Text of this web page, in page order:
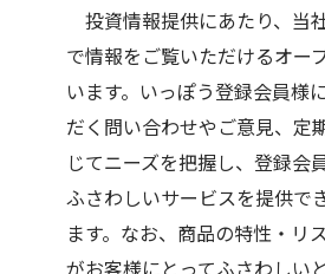
投資情報提供にあたり、当
で情報をご覧いただけるオー
います。いっぽう登録会員様
だく問い合わせやご意見、定
じてニーズを把握し、登録会
ふさわしいサービスを提供で
ます。なお、商品の特性・リ
がお客様にとってふさわしい